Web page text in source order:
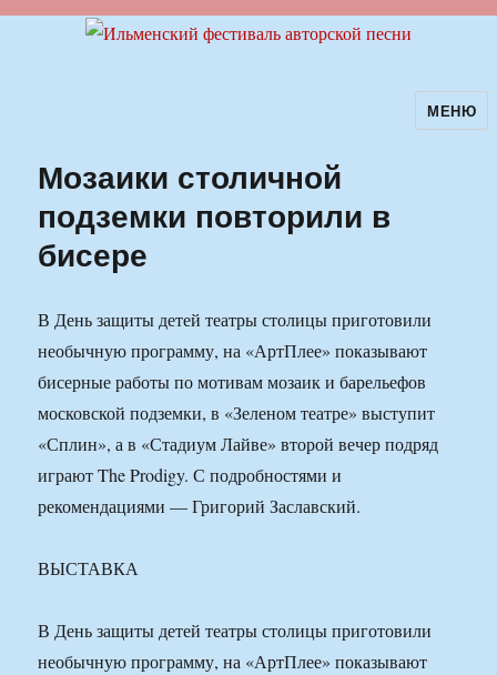
Ильменский фестиваль авторскойМЕНЮ
Мозаики столичной
подземки повторили в
бисере
В День защиты детей театры столицы приготовили
необычную программу, на «АртПлее» показывают
бисерные работы по мотивам мозаик и барельефов
московской подземки, в «Зеленом театре» выступит
«Сплин», а в «Стадиум Лайве» второй вечер подряд
играют The Prodigy. С подробностями и
рекомендациями — Григорий Заславский.
ВЫСТАВКА
В День защиты детей театры столицы приготовили
необычную программу, на «АртПлее» показывают